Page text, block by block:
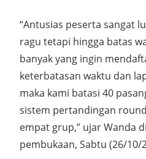
“Antusias peserta sangat
ragu tetapi hingga batas
banyak yang ingin
keterbatasan waktu dan
maka kami batasi 40
sistem pertandingan
empat grup,” ujar Wanda
pembukaan, Sabtu (26/10/